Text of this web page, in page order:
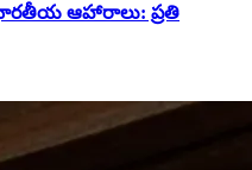
ఆహారాలు: ప్రతి